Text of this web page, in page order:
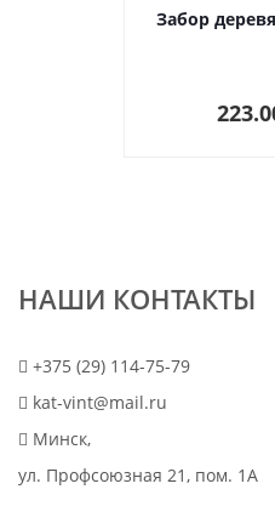
Забор
НАШИ КОНТАКТЫ
+375 (29) 114-75-79
kat-vint@mail.ru
Минск,
ул. Профсоюзная 21, пом. 1А